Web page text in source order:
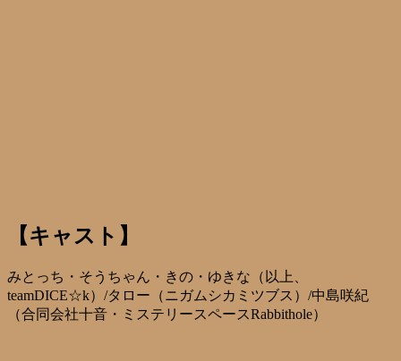
【キャスト】
みとっち・そうちゃん・きの・ゆきな（以上、
teamDICE☆k）/タロー（ニガムシカミツブス）/中島咲紀
（合同会社十音・ミステリースペースRabbithole）